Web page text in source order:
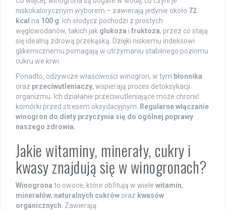
niskokalorycznym wyborem – zawierają jedynie około 72
kcal na 100 g . Ich słodycz pochodzi z prostych
węglowodanów, takich jak glukoza i fruktoza, przez co stają
się idealną zdrową przekąską. Dzięki niskiemu indeksowi
glikemicznemu pomagają w utrzymaniu stabilnego poziomu
cukru we krwi.
Ponadto, odżywcze właściwości winogron, w tym błonnika
oraz przeciwutleniaczy, wspierają proces detoksykacji
organizmu. Ich działanie przeciwutleniające może chronić
komórki przed stresem oksydacyjnym.
Regularne włączanie
winogron do diety przyczynia się do ogólnej poprawy
naszego zdrowia.
Jakie witaminy, minerały, cukry i
kwasy znajdują się w winogronach?
Winogrona to owoce, które obfitują w wiele witamin,
minerałów, naturalnych cukrów oraz kwasów
organicznych . Zawierają: